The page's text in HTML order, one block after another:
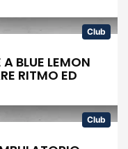
Club
BLUE LEMON
RITMO ED
Club